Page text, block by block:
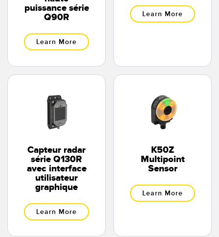
puissance série
Q90R
Learn More
Learn More
Capteur radar
série Q130R
avec interface
utilisateur
graphique
Learn More
K50Z
Multipoint
Sensor
Learn More